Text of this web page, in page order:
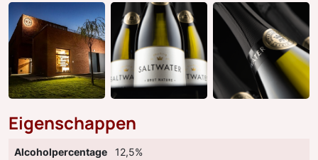
Eigenschappen
Alcoholpercentage 12,5%